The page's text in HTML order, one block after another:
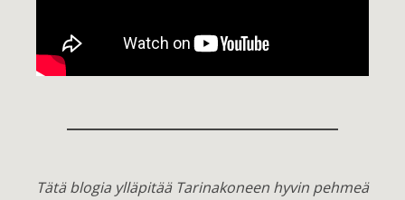
Tätä blogia ylläpitää Tarinakoneen hyvin pehmeä